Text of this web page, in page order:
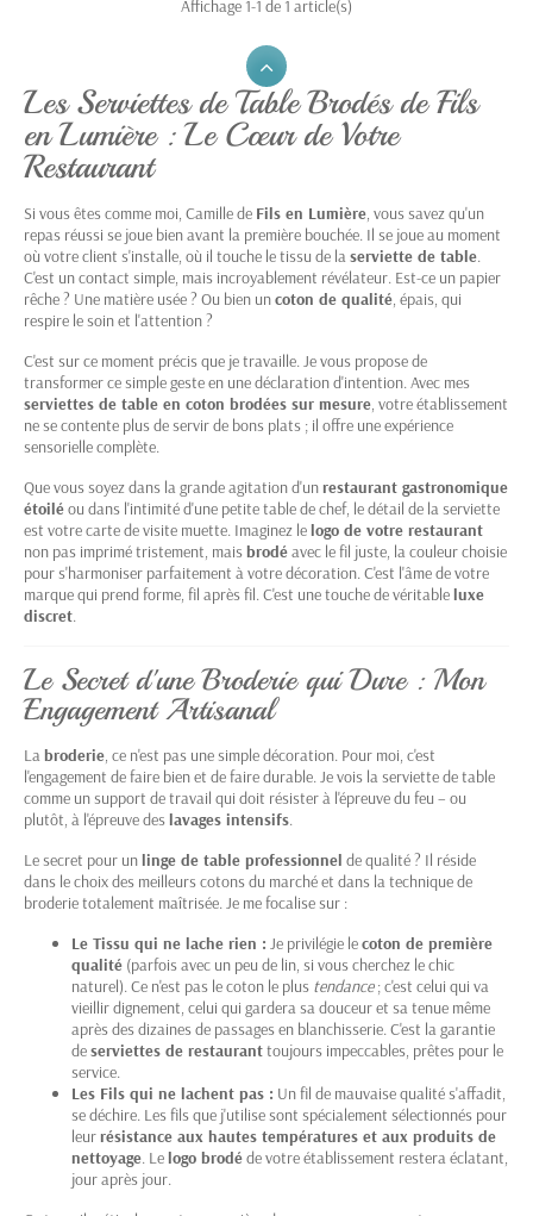
responsable de restauration a pu se rendre compte du
Que ce soit pour une petite quantité ou une quantité
plus importante, notre travail sera toujours de qualité et
la broderie est toujours réalisée en respectant un travail
bien dense. Broderie bourdon ou remplissage ou encore
trait de broderie, nous allons sublimer vos prochaines
serviettes de table.
Affichage 1-1 de 1 article(s)
Les Serviettes de Table Brodés de Fils
en Lumière : Le Cœur de Votre
Restaurant
Si vous êtes comme moi, Camille de Fils en Lumière, vous savez qu'un
repas réussi se joue bien avant la première bouchée. Il se joue au moment
où votre client s'installe, où il touche le tissu de laserviette de table.
C'est un contact simple, mais incroyablement révélateur. Est-ce un papier
rêche ? Une matière usée ? Ou bien uncoton de qualité, épais, qui
respire le soin et l'attention ?
C'est sur ce moment précis que je travaille. Je vous propose de
transformer ce simple geste en une déclaration d'intention. Avec mes
serviettes de table en coton brodées sur mesure, votre établissement
ne se contente plus de servir de bons plats ; il offre une expérience
sensorielle complète.
Que vous soyez dans la grande agitation d'unrestaurant gastronomique
étoiléou dans l'intimité d'une petite table de chef, le détail de la serviette
est votre carte de visite muette. Imaginez lelogo de votre restaurant
non pas imprimé tristement, maisbrodéavec le fil juste, la couleur choisie
pour s'harmoniser parfaitement à votre décoration. C'est l'âme de votre
marque qui prend forme, fil après fil. C'est une touche de véritableluxe
discret.
Le Secret d'une Broderie qui Dure : Mon
Engagement Artisanal
Labroderie, ce n'est pas une simple décoration. Pour moi, c'est
l'engagement de faire bien et de faire durable. Je vois la serviette de table
comme un support de travail qui doit résister à l'épreuve du feu – ou
plutôt, à l'épreuve deslavages intensifs.
Le secret pour unlinge de table professionnel de qualité ? Il réside
dans le choix des meilleurs cotons du marché et dans la technique de
broderie totalement maîtrisée. Je me focalise sur :
Le Tissu qui ne lache rien : Je privilégie lecoton de première
qualité (parfois avec un peu de lin, si vous cherchez le chic
naturel). Ce n'est pas le coton le plus tendance; c'est celui qui va
vieillir dignement, celui qui gardera sa douceur et sa tenue même
après des dizaines de passages en blanchisserie. C'est la garantie
deserviettes de restauranttoujours impeccables, prêtes pour le
service.
Les Fils qui ne lachent pas : Un fil de mauvaise qualité s'affadit,
se déchire. Les fils que j'utilise sont spécialement sélectionnés pour
leurrésistance aux hautes températures et aux produits de
nettoyage. Lelogo brodéde votre établissement restera éclatant,
jour après jour.